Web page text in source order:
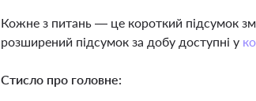
Кожне з питань — це короткий підсумок
розширений підсумок за добу доступні у
Стисло про головне: